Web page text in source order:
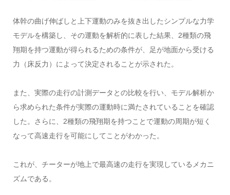
体幹の曲げ伸ばしと上下運動のみを抜き出したシンプルな力学
モデルを構築し、その運動を解析的に表した結果、 2種類の飛
翔期を持つ運動が得られるための条件が、足が地面から受ける
力（床反力）によって決定されることが示された。
また、実際の走行の計測データとの比較を行い、モデル解析か
ら求められた条件が実際の運動時に満たされていることを確認
した。さらに、 2種類の飛翔期を持つことで運動の周期が短く
なって高速走行を可能にしてことがわかった。
これが、チーターが地上で最高速の走行を実現しているメカニ
ズムである。